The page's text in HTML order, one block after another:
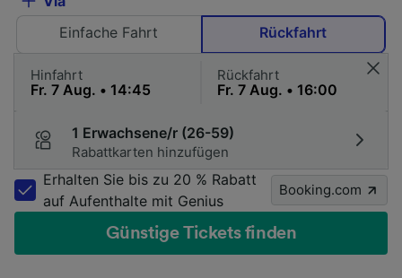
Einfache Fahrt
Rückfahrt
Hinfahrt Rückfahrt
1 Erwachsene/r (26-59)
Rabattkarten hinzufügen
Erhalten Sie bis zu 20 % Rabatt
auf Aufenthalte mit Genius
Booking.com
Günstige Tickets finden